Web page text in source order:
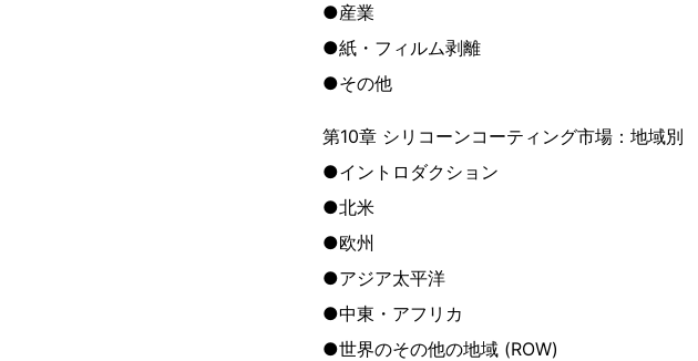
●産業
●紙・フィルム剥離
●その他
第10章 シリコーンコーティング市場：地域別
●イントロダクション
●北米
●欧州
●アジア太平洋
●中東・アフリカ
●世界のその他の地域 (ROW)